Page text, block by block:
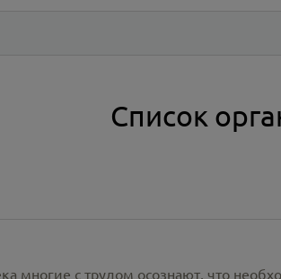
Список
многие с трудом осознают, что